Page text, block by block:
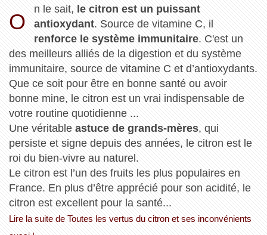
O
n le sait, le citron est un puissant
antioxydant. Source de vitamine C, il
renforce ​​le système immunitaire. C'est un
des meilleurs alliés de la digestion et du système
immunitaire, source de vitamine C et d’antioxydants.
Que ce soit pour être en bonne santé ou avoir
bonne mine, le citron est un vrai indispensable de
votre routine quotidienne ...
Une véritable astuce de grands-mères, qui
persiste et signe depuis des années, le citron est le
roi du bien-vivre au naturel.
Le citron est l’un des fruits les plus populaires en
France. En plus d’être apprécié pour son acidité, le
citron est excellent pour la santé...
Lire la suite de Toutes les vertus du citron et ses inconvénients